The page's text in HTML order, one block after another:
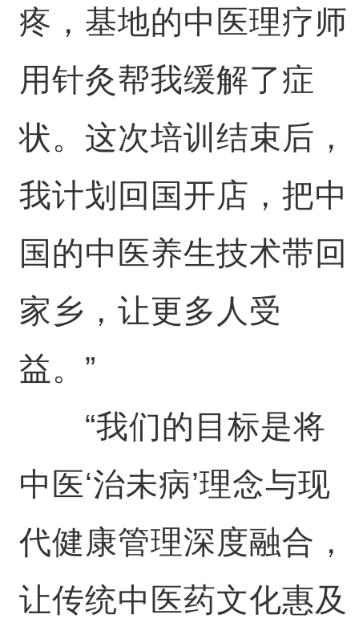
疼，基地的中医理疗师
用针灸帮我缓解了症
状。这次培训结束后，
我计划回国开店，把中
国的中医养生技术带回
家乡，让更多人受
益。”
“我们的目标是将
中医‘治未病’理念与现
代健康管理深度融合，
让传统中医药文化惠及